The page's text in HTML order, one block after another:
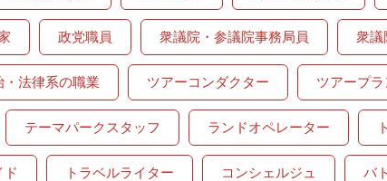
政党職員 衆議院・参議院事務局員 衆議
法律系の職業 ツアーコンダクター ツアープ
テーマパークスタッフ ランドオペレーター
ド トラベルライター コンシェルジュ バ